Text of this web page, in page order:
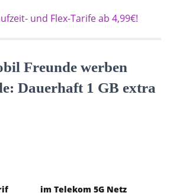
Freunde werben
Dauerhaft 1 GB extra
im Telekom 5G Netz